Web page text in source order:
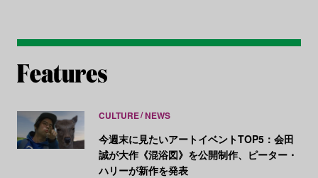
CULTURE NEWS
今週末に見たいアートイベントTOP5：会田
誠が大作《混浴図》を公開制作、ピーター・
ハリーが新作を発表